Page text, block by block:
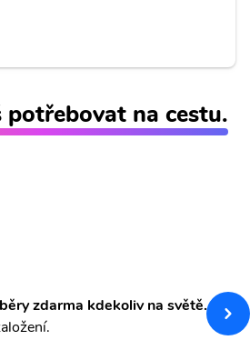
potřebovat na cestu.
zdarma kdekoliv na světě.